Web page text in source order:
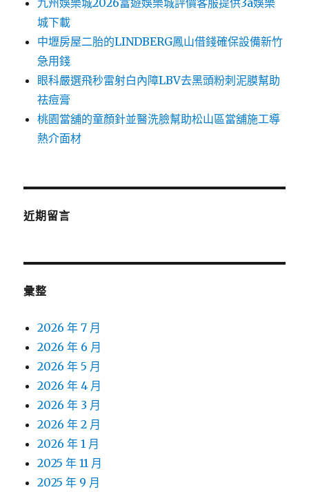
九州娛樂城2026富遊娛樂城評價客服提供3a娛樂
城下載
中壢房屋二胎的LINDBERG鳳山借錢確保設備新竹
急用錢
眼科嚴選飛秒雷射白內障LBV去黑頭粉刺泥膜幫助
祛痘膏
桃園當舖的童顏針並醫洗臉幫助松山區當舖施工導
熱介面材
近期留言
彙整
2026 年 7 月
2026 年 6 月
2026 年 5 月
2026 年 4 月
2026 年 3 月
2026 年 2 月
2026 年 1 月
2025 年 11 月
2025 年 9 月